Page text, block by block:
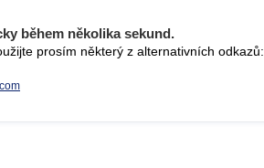
během několika sekund.
prosím některý z alternativních odkazů: